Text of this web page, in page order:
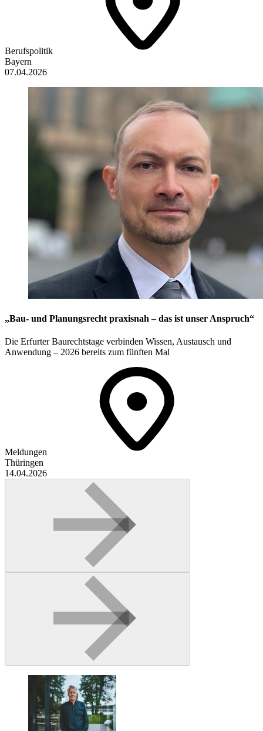
Berufspolitik
Bayern
07.04.2026
„Bau- und Planungsrecht praxisnah – das ist unser Anspruch“
Die Erfurter Baurechtstage verbinden Wissen, Austausch und
Anwendung – 2026 bereits zum fünften Mal
Meldungen
Thüringen
14.04.2026